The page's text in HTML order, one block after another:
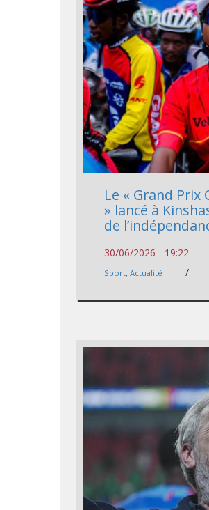
Le « Grand Prix
» lancé à
de
30/06/2026 - 19:22
Sport,Actualité /